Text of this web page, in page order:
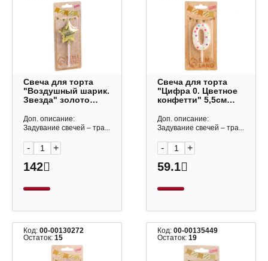
Свеча для торта
"Воздушный шарик.
Звезда" золото
Страна Карнавалия
Доп. описание:
Задувание свечей – тра...
- +
142
Свеча для торта
"Цифра 0. Цветное
конфетти" 5,5см
Карнавалия
Доп. описание:
Задувание свечей – тра...
- +
59.1
Код: 00-00130272
Остаток: 15
Код:00-00135449
Остаток:19